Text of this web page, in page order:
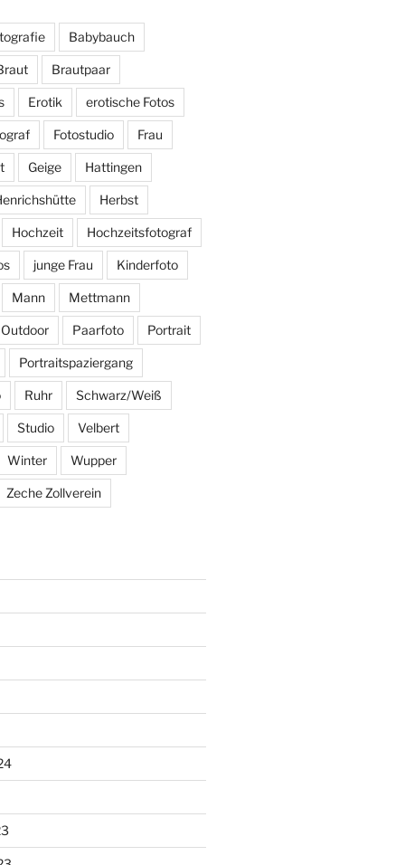
Babybauch
Brautpaar
Erotik erotische Fotos
Fotostudio Frau
Geige Hattingen
Herbst
Hochzeit Hochzeitsfotograf
junge Frau Kinderfoto
Mann Mettmann
Outdoor Paarfoto Portrait
Portraitspaziergang
Ruhr Schwarz/Weiß
Studio Velbert
Winter Wupper
Zeche Zollverein